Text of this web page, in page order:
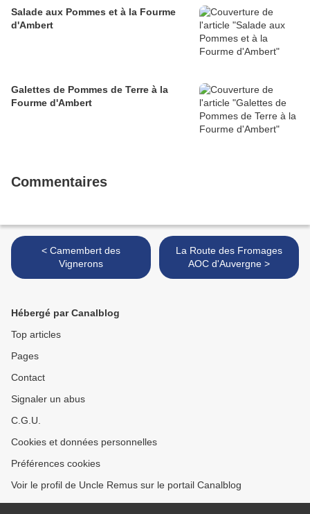
Salade aux Pommes et à la Fourme
d'Ambert
Galettes de Pommes de Terre à la
Fourme d'Ambert
Commentaires
< Camembert des
Vignerons
La Route des Fromages
AOC d'Auvergne >
Hébergé par Canalblog
Top articles
Pages
Contact
Signaler un abus
C.G.U.
Cookies et données personnelles
Préférences cookies
Voir le profil de Uncle Remus sur le portail Canalblog